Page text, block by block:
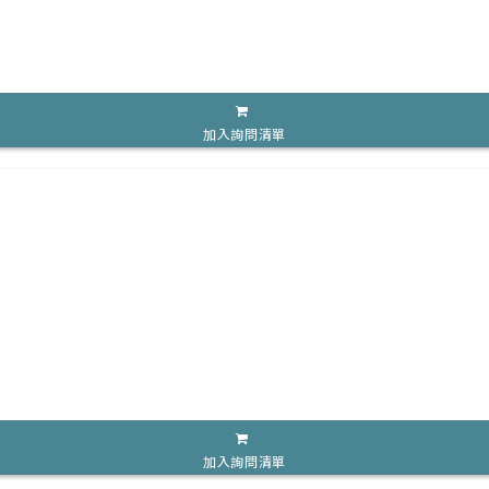
加入詢問清單
加入詢問清單